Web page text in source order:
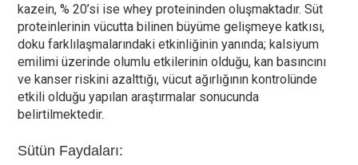
kazein, % 20’si ise whey proteininden oluşmaktadır. Süt
proteinlerinin vücutta bilinen büyüme gelişmeye katkısı,
doku farklılaşmalarındaki etkinliğinin yanında; kalsiyum
emilimi üzerinde olumlu etkilerinin olduğu, kan basıncını
ve kanser riskini azalttığı, vücut ağırlığının kontrolünde
etkili olduğu yapılan araştırmalar sonucunda
belirtilmektedir.
Sütün Faydaları: